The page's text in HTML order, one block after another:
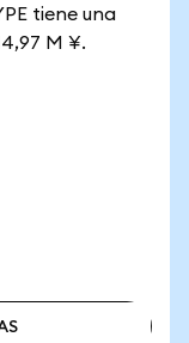
tiene una
M ¥.